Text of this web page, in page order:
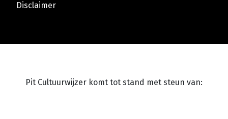
Disclaimer
Pit Cultuurwijzer komt tot stand met steun van: